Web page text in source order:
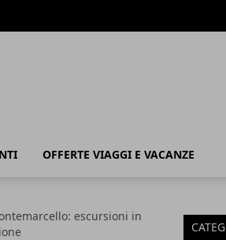
OFFERTE VIAGGI E VACANZE
escursioni in